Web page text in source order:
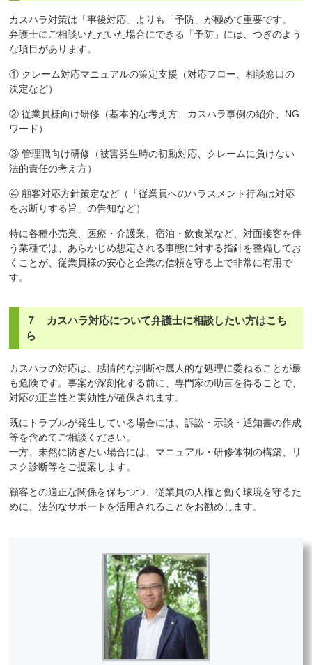
カスハラ対策は「事後対応」よりも「予防」が極めて重要です。
弁護士にご相談いただいた場合にできる「予防」には、つぎのよう
な項目があります。
① クレーム対応マニュアルの策定支援（対応フロー、相談窓口の
決定など）
② 従業員様向け研修（基本的な考え方、カスハラ事例の紹介、NG
ワード）
③ 管理職向け研修（被害発生時の初動対応、クレームに負けない
法的責任の考え方）
④ 顧客対応方針策定など（「従業員へのハラスメント行為は対応
をお断りする旨」の告知など）
特に各種小売業、医療・介護業、宿泊・飲食業など、対面接客を伴
う業種では、あらかじめ想定される事態に対する指針を整備してお
くことが、従業員様の安心と企業の信頼を守る上で非常に有用で
す。
７ カスハラ対応について弁護士に相談したい方はこち
ら
カスハラの対応は、感情的な判断や属人的な処理に委ねることが最
も危険です。事案が深刻化する前に、専門家の助言を得ることで、
対応の正当性と実効性が確保されます。
既にトラブルが発生している場合には、訴訟・示談・通知書の作成
等を含めてご相談ください。
一方、未然に防ぎたい場合には、マニュアル・研修体制の構築、リ
スク診断等をご提案します。
顧客との適正な関係を保ちつつ、従業員の人権と働く環境を守るた
めに、法的なサポートを活用されることをお勧めします。